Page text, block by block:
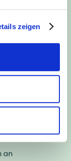
zeigen
an